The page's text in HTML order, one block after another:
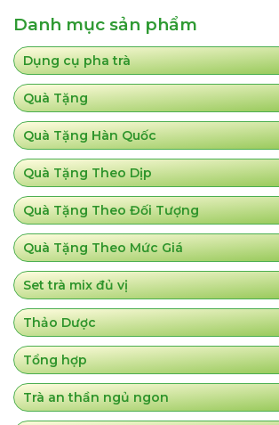
Danh mục sản phẩm
Dụng cụ pha trà
Quà Tặng
Quà Tặng Hàn Quốc
Quà Tặng Theo Dịp
Quà Tặng Theo Đối Tượng
Quà Tặng Theo Mức Giá
Set trà mix đủ vị
Thảo Dược
Tổng hợp
Trà an thần ngủ ngon